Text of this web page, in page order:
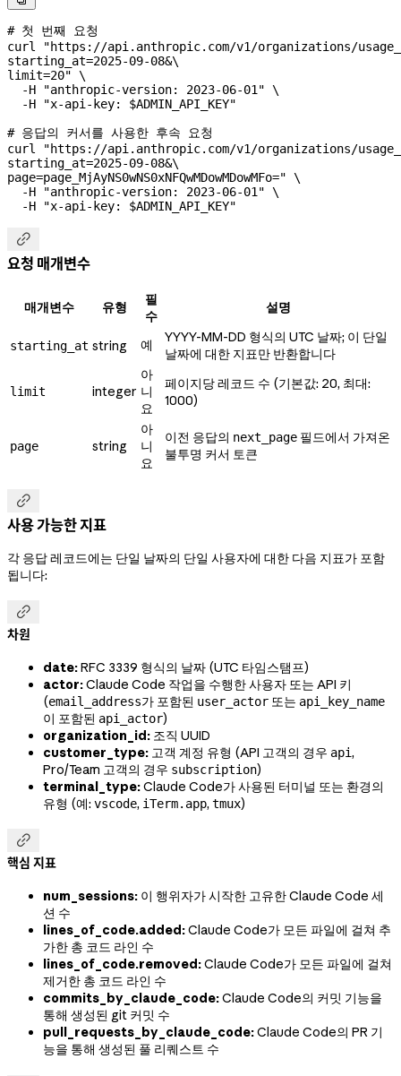
# 첫 번째 요청
curl
"https://api.anthropic.com/v1/organizations/
starting_at=2025-09-08&\
limit=20" \
  -H
"anthropic-version: 2023-06-01" \
  -H
"x-api-key: $ADMIN_API_KEY"
# 응답의 커서를 사용한 후속 요청
curl
"https://api.anthropic.com/v1/organizations/
starting_at=2025-09-08&\
page=page_MjAyNS0wNS0xNFQwMDowMDowMFo=" \
  -H
"anthropic-version: 2023-06-01" \
  -H
"x-api-key: $ADMIN_API_KEY"

요청 매개변수
매개변수 유형
필
수
설명
starting_at string 예
YYYY-MM-DD 형식의 UTC 날짜; 이 단일
날짜에 대한 지표만 반환합니다
limit integer
아
니
요
페이지당 레코드 수 (기본값: 20, 최대:
1000)
page string
아
니
요
이전 응답의 next_page 필드에서 가져온
불투명 커서 토큰

사용 가능한 지표
각 응답 레코드에는 단일 날짜의 단일 사용자에 대한 다음 지표가 포함
됩니다:

차원
date:RFC 3339 형식의 날짜 (UTC 타임스탬프)
actor:Claude Code 작업을 수행한 사용자 또는 API 키
(email_address가 포함된 user_actor 또는 api_key_name
이 포함된 api_actor)
organization_id: 조직 UUID
customer_type: 고객 계정 유형 (API 고객의 경우 api,
Pro/Team 고객의 경우 subscription)
terminal_type:Claude Code가 사용된 터미널 또는 환경의
유형 (예: vscode, iTerm.app, tmux)

핵심 지표
num_sessions: 이 행위자가 시작한 고유한 Claude Code 세
션 수
lines_of_code.added:Claude Code가 모든 파일에 걸쳐 추
가한 총 코드 라인 수
lines_of_code.removed:Claude Code가 모든 파일에 걸쳐
제거한 총 코드 라인 수
commits_by_claude_code:Claude Code의 커밋 기능을
통해 생성된 git 커밋 수
pull_requests_by_claude_code:Claude Code의 PR 기
능을 통해 생성된 풀 리퀘스트 수